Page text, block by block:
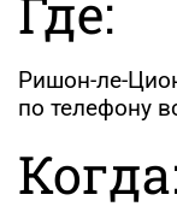
Ришон-ле-
по телефону